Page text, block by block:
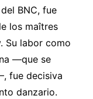
BNC, fue
los maîtres
Su labor como
—que se
fue decisiva
danzario.